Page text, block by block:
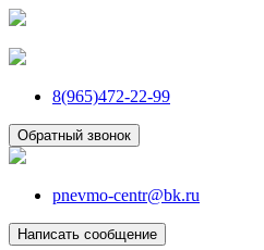
8(965)472-22-99
Обратный звонок
pnevmo-centr@bk.ru
Написать сообщение